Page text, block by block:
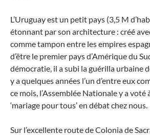
L’Uruguay est un petit pays (3,5 M
étonnant par son architecture : créé
comme tampon entre les empires
d’être le premier pays d’Amérique du
démocratie, il a subi la guérilla urbaine
y a quelques années l’un d’entre eux
ce mois, l’Assemblée Nationale y a
‘mariage pour tous’ en débat chez nous.
Sur l’excellente route de Colonia de